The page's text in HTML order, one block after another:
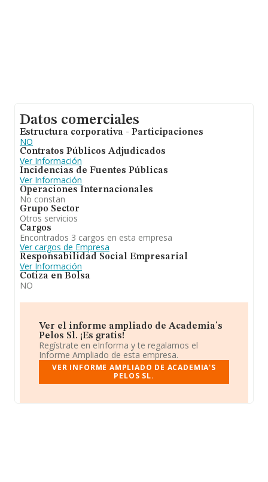
Datos comerciales
Estructura corporativa - Participaciones
NO
Contratos Públicos Adjudicados
Ver Información
Incidencias de Fuentes Públicas
Ver Información
Operaciones Internacionales
No constan
Grupo Sector
Otros servicios
Cargos
Encontrados 3 cargos en esta empresa
Ver cargos de Empresa
Responsabilidad Social Empresarial
Ver Información
Cotiza en Bolsa
NO
Ver el informe ampliado de Academia's
Pelos Sl. ¡Es gratis!
Regístrate en eInforma y te regalamos el
Informe Ampliado de esta empresa.
VER INFORME AMPLIADO DE ACADEMIA'S
PELOS SL.